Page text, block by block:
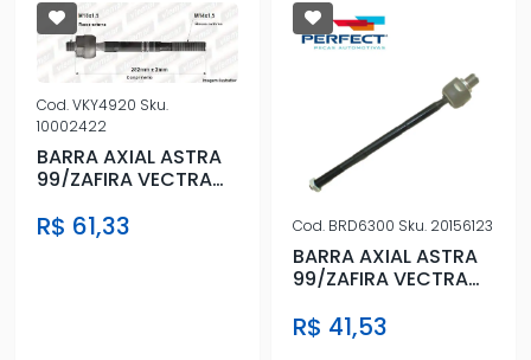
Cod.VKY4920 Sku.
10002422
BARRA AXIAL ASTRA
99/ZAFIRA VECTRA
TRW
R$ 61,33 Cod. BRD6300 Sku. 20156123
BARRA AXIAL ASTRA
99/ZAFIRA VECTRA
TRW
R$ 41,53